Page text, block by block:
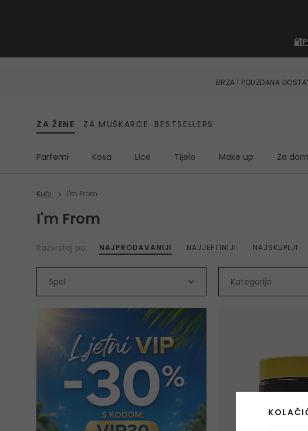
BRZA I POUZDANA
ZA ŽENE ZA MUŠKARCE BESTSELLERS
Parfemi Kosa Lice Tijelo Make up Za dom
Kući I'm From
I'm From
Razvrstaj po: NAJPRODAVANIJI NAJJEFTINIJI NAJSKUPLJI
Spol Kategorija